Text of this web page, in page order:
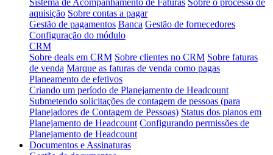
aquisição Sobre contas a pagar
Gestão de pagamentos Banca Gestão de fornecedores
Configuração do módulo
CRM
Sobre deals em CRM Sobre clientes no CRM Sobre faturas
de venda Marque as faturas de venda como pagas
Planeamento de efetivos
Criando um período de Planejamento de Headcount
Submetendo solicitações de contagem de pessoas (para
Planejadores de Contagem de Pessoas) Status dos planos em
Planejamento de Headcount Configurando permissões de
Planejamento de Headcount
Documentos e Assinaturas